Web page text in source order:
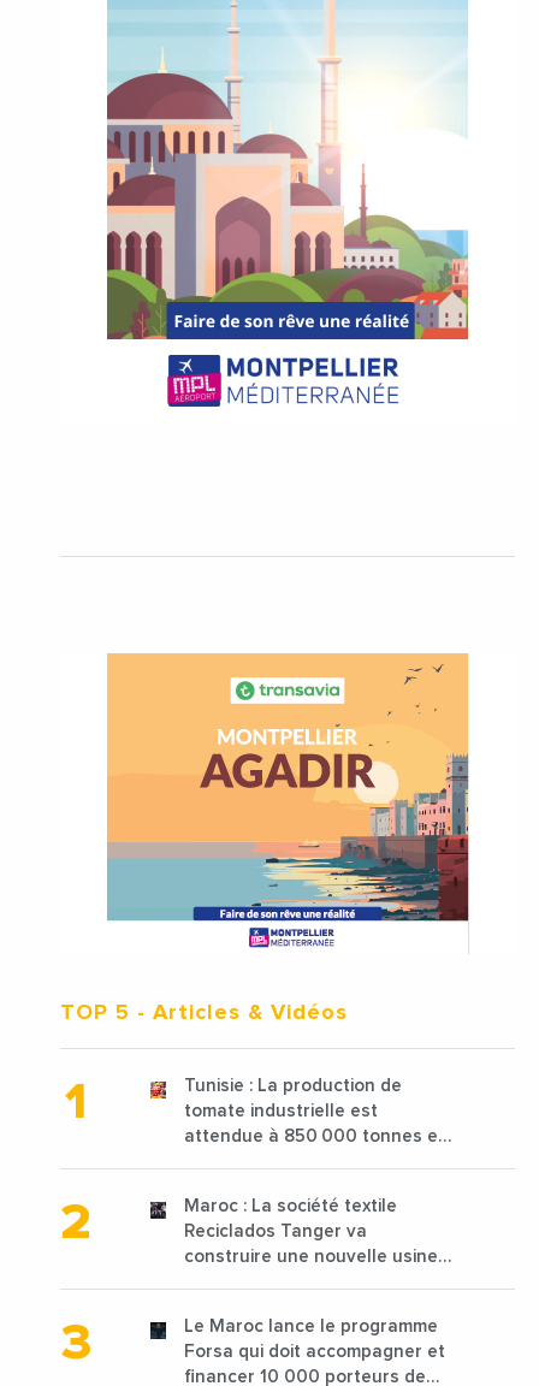
TOP 5 - Articles & Vidéos
Tunisie : La production de
tomate industrielle est
attendue à 850 000 tonnes en
Maroc : La société textile
Reciclados Tanger va
construire une nouvelle usine
Le Maroc lance le programme
Forsa qui doit accompagner et
financer 10 000 porteurs de